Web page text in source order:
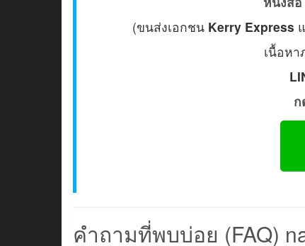
(ขนส่งเอกชน Kerry Express
เนื้อห
ก
คำถามที่พบบ่อย (FAQ)